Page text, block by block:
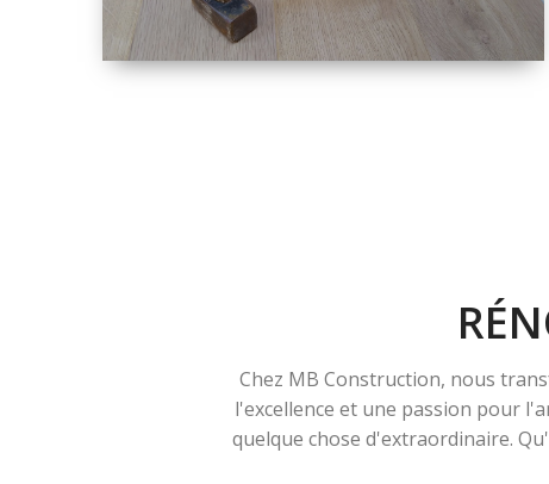
Chez MB Construction, nous
l'excellence et une passion pour
quelque chose d'extraordinaire.